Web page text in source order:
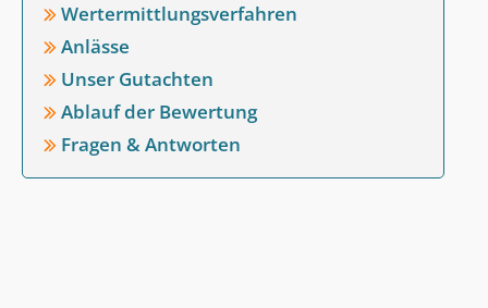
Wertermittlungsverfahren
Anlässe
Unser Gutachten
Ablauf der Bewertung
Fragen & Antworten